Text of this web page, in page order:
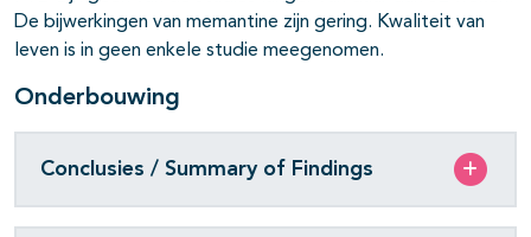
De bijwerkingen van memantine zijn gering. Kwaliteit van
leven is in geen enkele studie meegenomen.
Onderbouwing
Conclusies / Summary of Findings